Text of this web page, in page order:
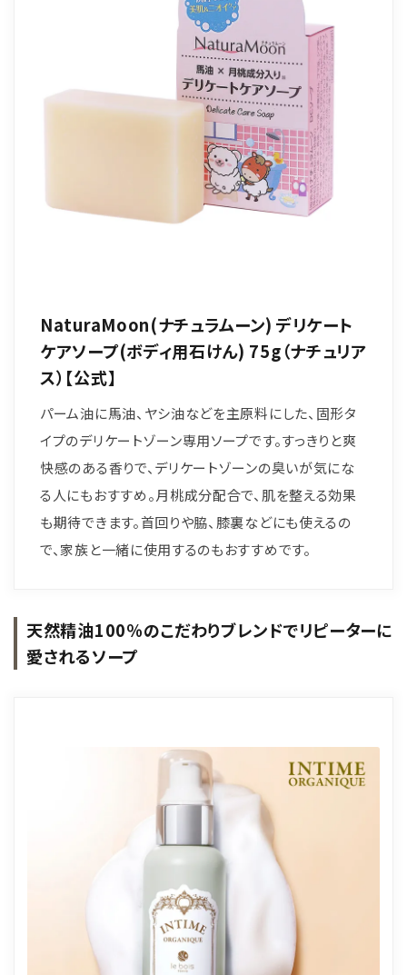
NaturaMoon(ナチュラムーン) デリケート
ケアソープ(ボディ用石けん) 75g（ナチュリア
ス）【公式】
パーム油に馬油、ヤシ油などを主原料にした、固形タ
イプのデリケートゾーン専用ソープです。すっきりと爽
快感のある香りで、デリケートゾーンの臭いが気にな
る人にもおすすめ。月桃成分配合で、肌を整える効果
も期待できます。首回りや脇、膝裏などにも使えるの
で、家族と一緒に使用するのもおすすめです。
天然精油100％のこだわりブレンドでリピーターに
愛されるソープ